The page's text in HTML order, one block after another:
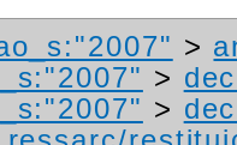
>
>
>